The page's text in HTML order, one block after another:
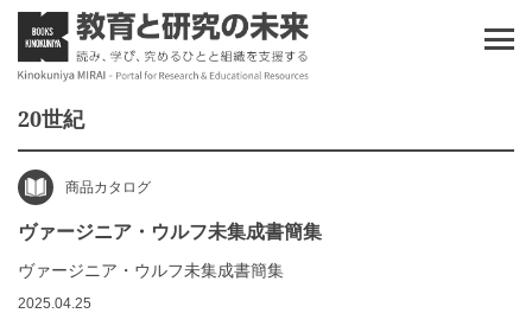
20世紀
商品カタログ
ヴァージニア・ウルフ未集成書簡集
ヴァージニア・ウルフ未集成書簡集
2025.04.25